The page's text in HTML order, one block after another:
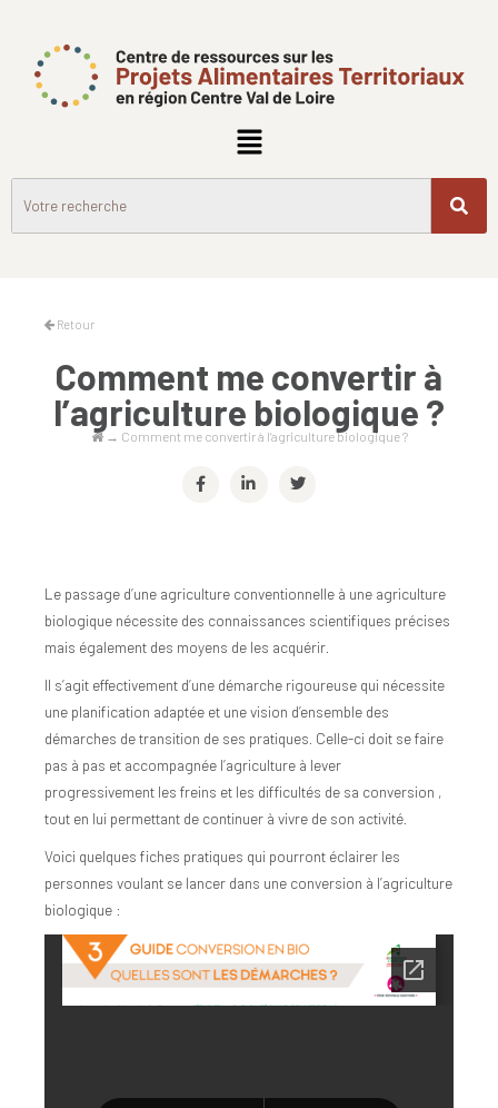
Retour
Comment me convertir à
l’agriculture biologique ?
→ Comment me convertir à l’agriculture biologique ?
Le passage d’une agriculture conventionnelle à une agriculture
biologique nécessite des connaissances scientifiques précises
mais également des moyens de les acquérir.
Il s’agit effectivement d’une démarche rigoureuse qui nécessite
une planification adaptée et une vision d’ensemble des
démarches de transition de ses pratiques. Celle-ci doit se faire
pas à pas et accompagnée l’agriculture à lever
progressivement les freins et les difficultés de sa conversion ,
tout en lui permettant de continuer à vivre de son activité.
Voici quelques fiches pratiques qui pourront éclairer les
personnes voulant se lancer dans une conversion à l’agriculture
biologique :